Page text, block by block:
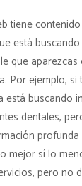
tiene
está
que
Por ejemplo, si
está buscando
dentales,
mejor sí lo
pero no